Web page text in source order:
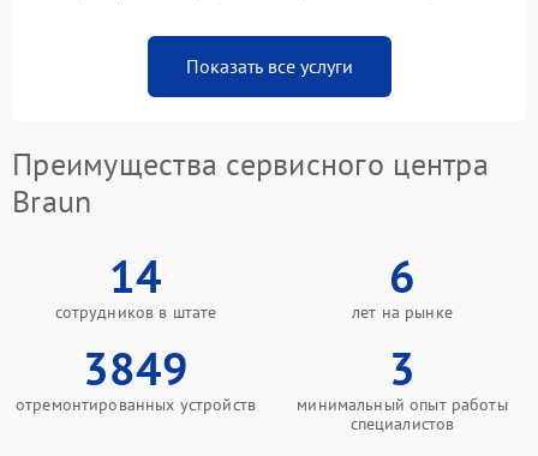
Показать все услуги
Преимущества сервисного центра
Braun
14
сотрудников в штате
6
лет на рынке
3849
отремонтированных устройств
3
минимальный опыт работы
специалистов